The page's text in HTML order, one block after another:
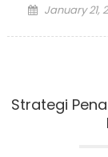
Posted
January 21,
Strategi